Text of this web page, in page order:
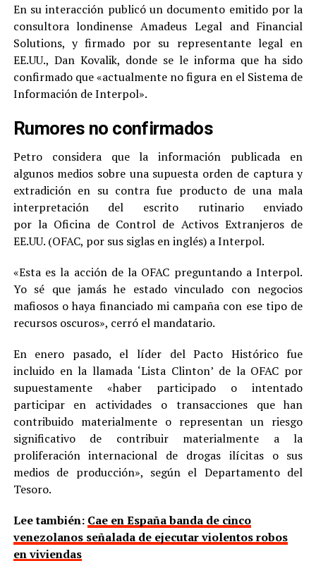
En su interacción publicó un documento emitido por la
consultora londinense Amadeus Legal and Financial
Solutions, y firmado por su representante legal en
EE.UU., Dan Kovalik, donde se le informa que ha sido
confirmado que «actualmente no figura en el Sistema de
Información de Interpol».
Rumores no confirmados
Petro considera que la información publicada en
algunos medios sobre una supuesta orden de captura y
extradición en su contra fue producto de una mala
interpretación del escrito rutinario enviado
por la Oficina de Control de Activos Extranjeros de
EE.UU. (OFAC, por sus siglas en inglés) a Interpol.
«Esta es la acción de la OFAC preguntando a Interpol.
Yo sé que jamás he estado vinculado con negocios
mafiosos o haya financiado mi campaña con ese tipo de
recursos oscuros», cerró el mandatario.
En enero pasado, el líder del Pacto Histórico fue
incluido en la llamada ‘Lista Clinton’ de la OFAC por
supuestamente «haber participado o intentado
participar en actividades o transacciones que han
contribuido materialmente o representan un riesgo
significativo de contribuir materialmente a la
proliferación internacional de drogas ilícitas o sus
medios de producción», según el Departamento del
Tesoro.
Lee también: Cae en España banda de cinco
venezolanos señalada de ejecutar violentos robos
en viviendas